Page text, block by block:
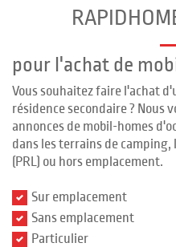
pour l'achat de
Vous souhaitez faire l'achat
résidence secondaire ? Nous
annonces de mobil-homes
dans les terrains de
(PRL) ou hors emplacement.
Sur emplacement
Sans emplacement
Particulier